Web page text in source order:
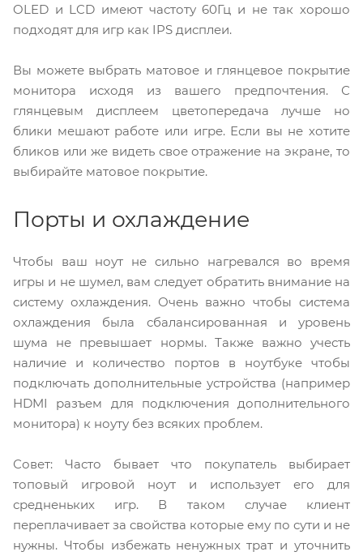
OLED и LCD имеют частоту 60Гц и не так хорошо
подходят для игр как IPS дисплеи.
Вы можете выбрать матовое и глянцевое покрытие
монитора исходя из вашего предпочтения. С
глянцевым дисплеем цветопередача лучше но
блики мешают работе или игре. Если вы не хотите
бликов или же видеть свое отражение на экране, то
выбирайте матовое покрытие.
Порты и охлаждение
Чтобы ваш ноут не сильно нагревался во время
игры и не шумел, вам следует обратить внимание на
систему охлаждения. Очень важно чтобы система
охлаждения была сбалансированная и уровень
шума не превышает нормы. Также важно учесть
наличие и количество портов в ноутбуке чтобы
подключать дополнительные устройства (например
HDMI разъем для подключения дополнительного
монитора) к ноуту без всяких проблем.
Совет: Часто бывает что покупатель выбирает
топовый игровой ноут и использует его для
средненьких игр. В таком случае клиент
переплачивает за свойства которые ему по сути и не
нужны. Чтобы избежать ненужных трат и уточнить